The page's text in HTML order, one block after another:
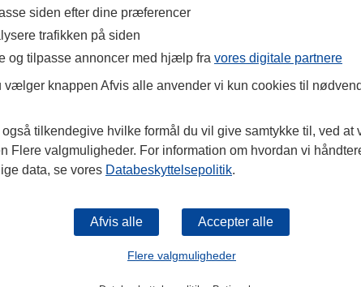
siden efter dine præferencer
trafikken på siden
og tilpasse annoncer med hjælp fra vores digitale partnere
vælger knappen Afvis alle anvender vi kun cookies til
også tilkendegive hvilke formål du vil give samtykke til, ved at
Flere valgmuligheder. For information om hvordan vi
data, se vores Databeskyttelsepolitik.
Flere valgmuligheder